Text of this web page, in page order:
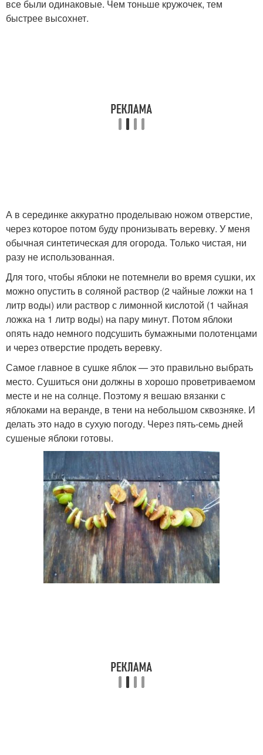
все были одинаковые. Чем тоньше кружочек, тем
быстрее высохнет.
А в серединке аккуратно проделываю ножом отверстие,
через которое потом буду пронизывать веревку. У меня
обычная синтетическая для огорода. Только чистая, ни
разу не использованная.
Для того, чтобы яблоки не потемнели во время сушки, их
можно опустить в соляной раствор (2 чайные ложки на 1
литр воды) или раствор с лимонной кислотой (1 чайная
ложка на 1 литр воды) на пару минут. Потом яблоки
опять надо немного подсушить бумажными полотенцами
и через отверстие продеть веревку.
Самое главное в сушке яблок — это правильно выбрать
место. Сушиться они должны в хорошо проветриваемом
месте и не на солнце. Поэтому я вешаю вязанки с
яблоками на веранде, в тени на небольшом сквозняке. И
делать это надо в сухую погоду. Через пять-семь дней
сушеные яблоки готовы.